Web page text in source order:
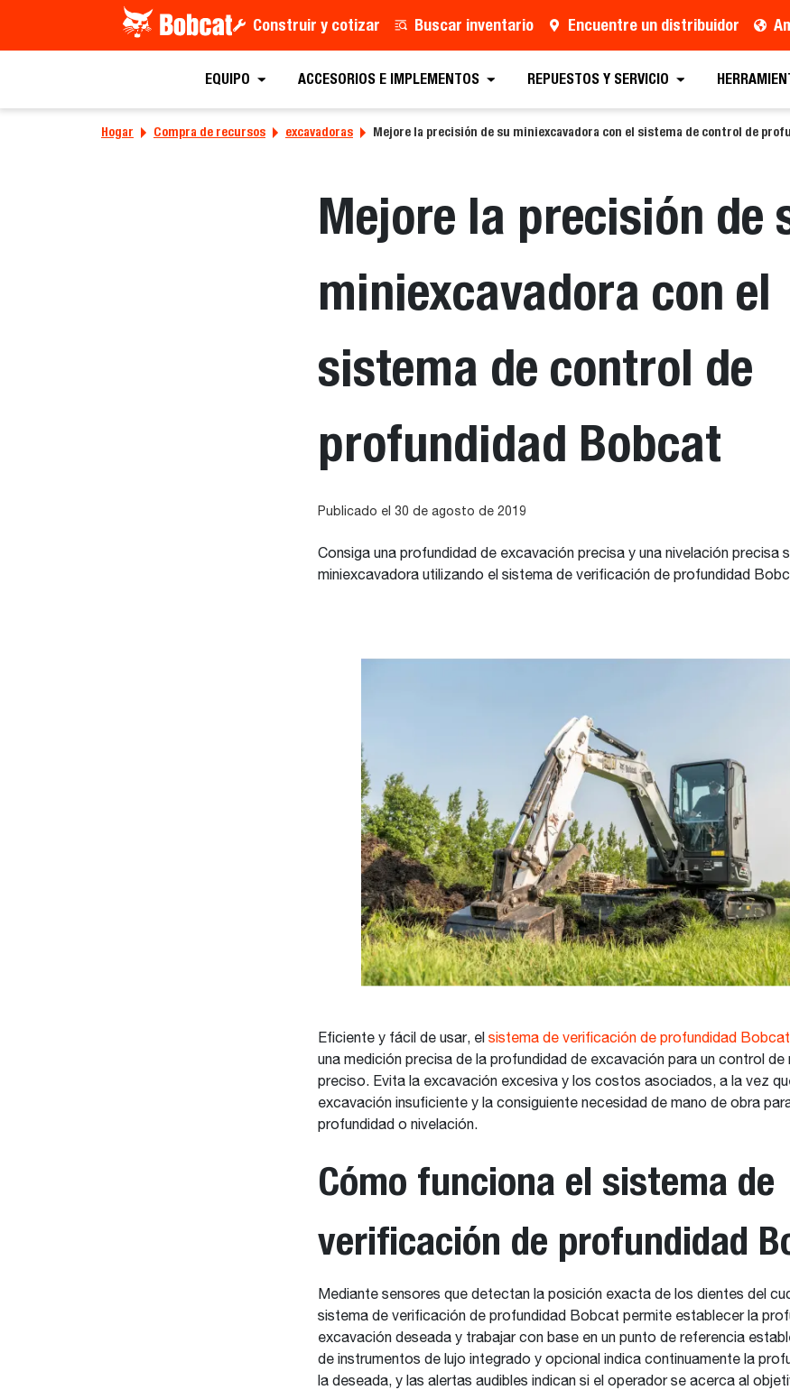
Construir y cotizar Buscar inventario Encuentre un distribuidor
EQUIPO ACCESORIOS E IMPLEMENTOS REPUESTOS Y SERVICIO
Hogar Compra de recursos excavadoras Mejore la precisión de su miniexcavadora con el sistema de control de
Mejore la precisión de
miniexcavadora con el
sistema de control de
profundidad Bobcat
Publicado el 30 de agosto de 2019
Consiga una profundidad de excavación precisa y una nivelación precisa
miniexcavadora utilizando el sistema de verificación de profundidad
Eficiente y fácil de usar, el sistema de verificación de profundidad Bobcat
una medición precisa de la profundidad de excavación para un control de
preciso. Evita la excavación excesiva y los costos asociados, a la vez
excavación insuficiente y la consiguiente necesidad de mano de obra
profundidad o nivelación.
Cómo funciona el sistema de
verificación de profundidad
Mediante sensores que detectan la posición exacta de los dientes del
sistema de verificación de profundidad Bobcat permite establecer la
excavación deseada y trabajar con base en un punto de referencia
de instrumentos de lujo integrado y opcional indica continuamente la
la deseada, y las alertas audibles indican si el operador se acerca al